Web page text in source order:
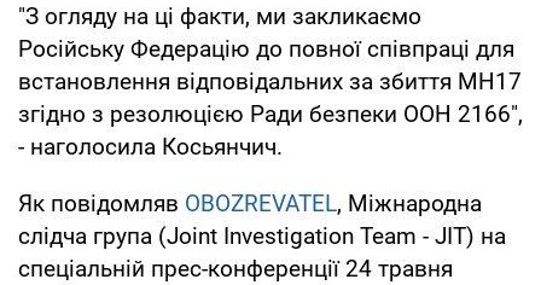
"З огляду на ці факти, ми закликаємо
Російську Федерацію до повної співпраці для
встановлення відповідальних за збиття MH17
згідно з резолюцією Ради безпеки ООН 2166",
- наголосила Косьянчич.
Як повідомляв OBOZREVATEL, Міжнародна
слідча група (Joint Investigation Team - JIT) на
спеціальній прес-конференції 24 травня